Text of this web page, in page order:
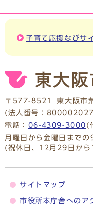
子育て応援なびサ
〒577-8521
東大阪市
(法人番号：
電話： 06-4309-3000 (
月曜日から金曜日まで
(祝休日、12月29日から
サイトマップ
市役所本庁舎へのア